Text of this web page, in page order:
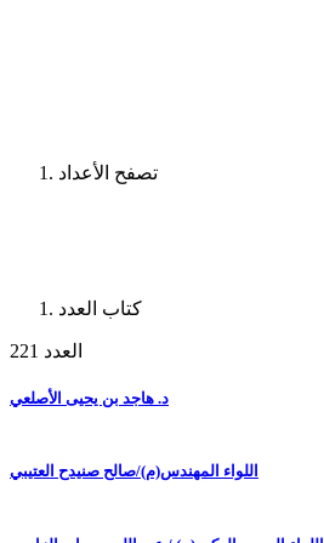
تصفح الأعداد
كتاب العدد
العدد 221
د. هاجد بن يحيى الأصلعي
اللواء المهندس(م)/صالح صنيدح العتيبي